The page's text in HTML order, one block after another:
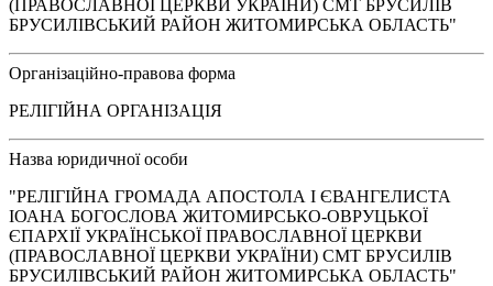
(ПРАВОСЛАВНОЇ ЦЕРКВИ УКРАЇНИ) СМТ БРУСИЛІВ
БРУСИЛІВСЬКИЙ РАЙОН ЖИТОМИРСЬКА ОБЛАСТЬ"
Організаційно-правова форма
РЕЛІГІЙНА ОРГАНІЗАЦІЯ
Назва юридичної особи
"РЕЛІГІЙНА ГРОМАДА АПОСТОЛА І ЄВАНГЕЛИСТА
ІОАНА БОГОСЛОВА ЖИТОМИРСЬКО-ОВРУЦЬКОЇ
ЄПАРХІЇ УКРАЇНСЬКОЇ ПРАВОСЛАВНОЇ ЦЕРКВИ
(ПРАВОСЛАВНОЇ ЦЕРКВИ УКРАЇНИ) СМТ БРУСИЛІВ
БРУСИЛІВСЬКИЙ РАЙОН ЖИТОМИРСЬКА ОБЛАСТЬ"